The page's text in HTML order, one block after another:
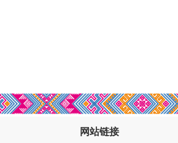
网站链接